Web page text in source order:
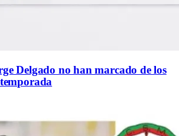
Delgado no han marcado de los